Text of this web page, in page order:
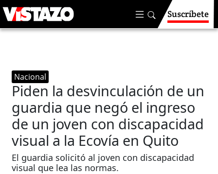
Suscríbete
Nacional
Piden la desvinculación de un
guardia que negó el ingreso
de un joven con discapacidad
visual a la Ecovía en Quito
El guardia solicitó al joven con discapacidad
visual que lea las normas.